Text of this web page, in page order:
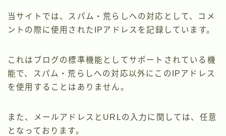
当サイトでは、スパム・荒らしへの対応として、コメ
ントの際に使用されたIPアドレスを記録しています。
これはブログの標準機能としてサポートされている機
能で、スパム・荒らしへの対応以外にこのIPアドレス
を使用することはありません。
また、メールアドレスとURLの入力に関しては、任意
となっております。